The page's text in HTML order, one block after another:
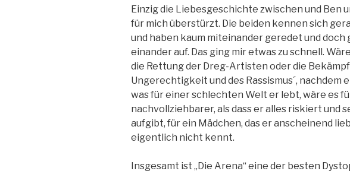
Einzig die Liebesgeschichte zwischen und Ben
für mich überstürzt. Die beiden kennen sich
und haben kaum miteinander geredet und doch
einander auf. Das ging mir etwas zu schnell.
die Rettung der Dreg-Artisten oder die
Ungerechtigkeit und des Rassismus´, nachdem
was für einer schlechten Welt er lebt, wäre es
nachvollziehbarer, als dass er alles riskiert und
aufgibt, für ein Mädchen, das er anscheinend
eigentlich nicht kennt.
Insgesamt ist „Die Arena“ eine der besten